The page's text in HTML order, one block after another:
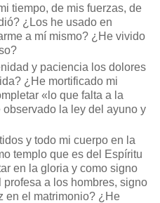
tiempo, de mis fuerzas, de
¿Los he usado en
a mí mismo? ¿He vivido
y paciencia los dolores
¿He mortificado mi
«lo que falta a la
la ley del ayuno y
y todo mi cuerpo en la
templo que es del Espíritu
en la gloria y como signo
a los hombres, signo
en el matrimonio? ¿He